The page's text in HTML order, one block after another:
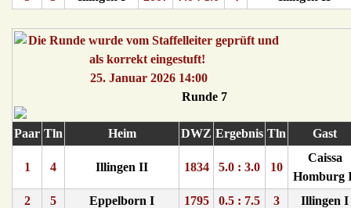
25. Januar 2026 14:00
Runde 7
Paar Tln Heim DWZ Ergebnis Tln Gast
1 4 Illingen II 1834 5.0 : 3.0 10
Caissa
Homburg
2
5 Eppelborn I 1795 0.5 : 7.5 3 Illingen I